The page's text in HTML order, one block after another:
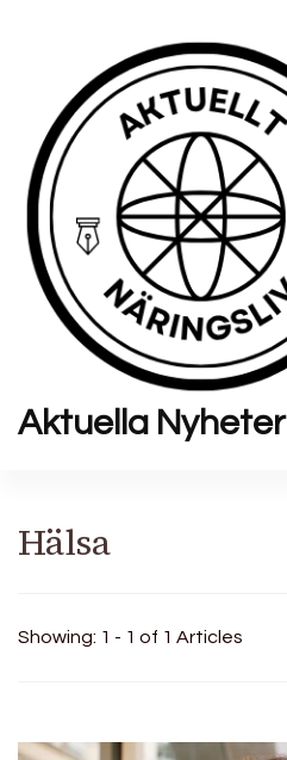
Aktuella Nyheter
Hälsa
Showing: 1 - 1 of 1 Articles